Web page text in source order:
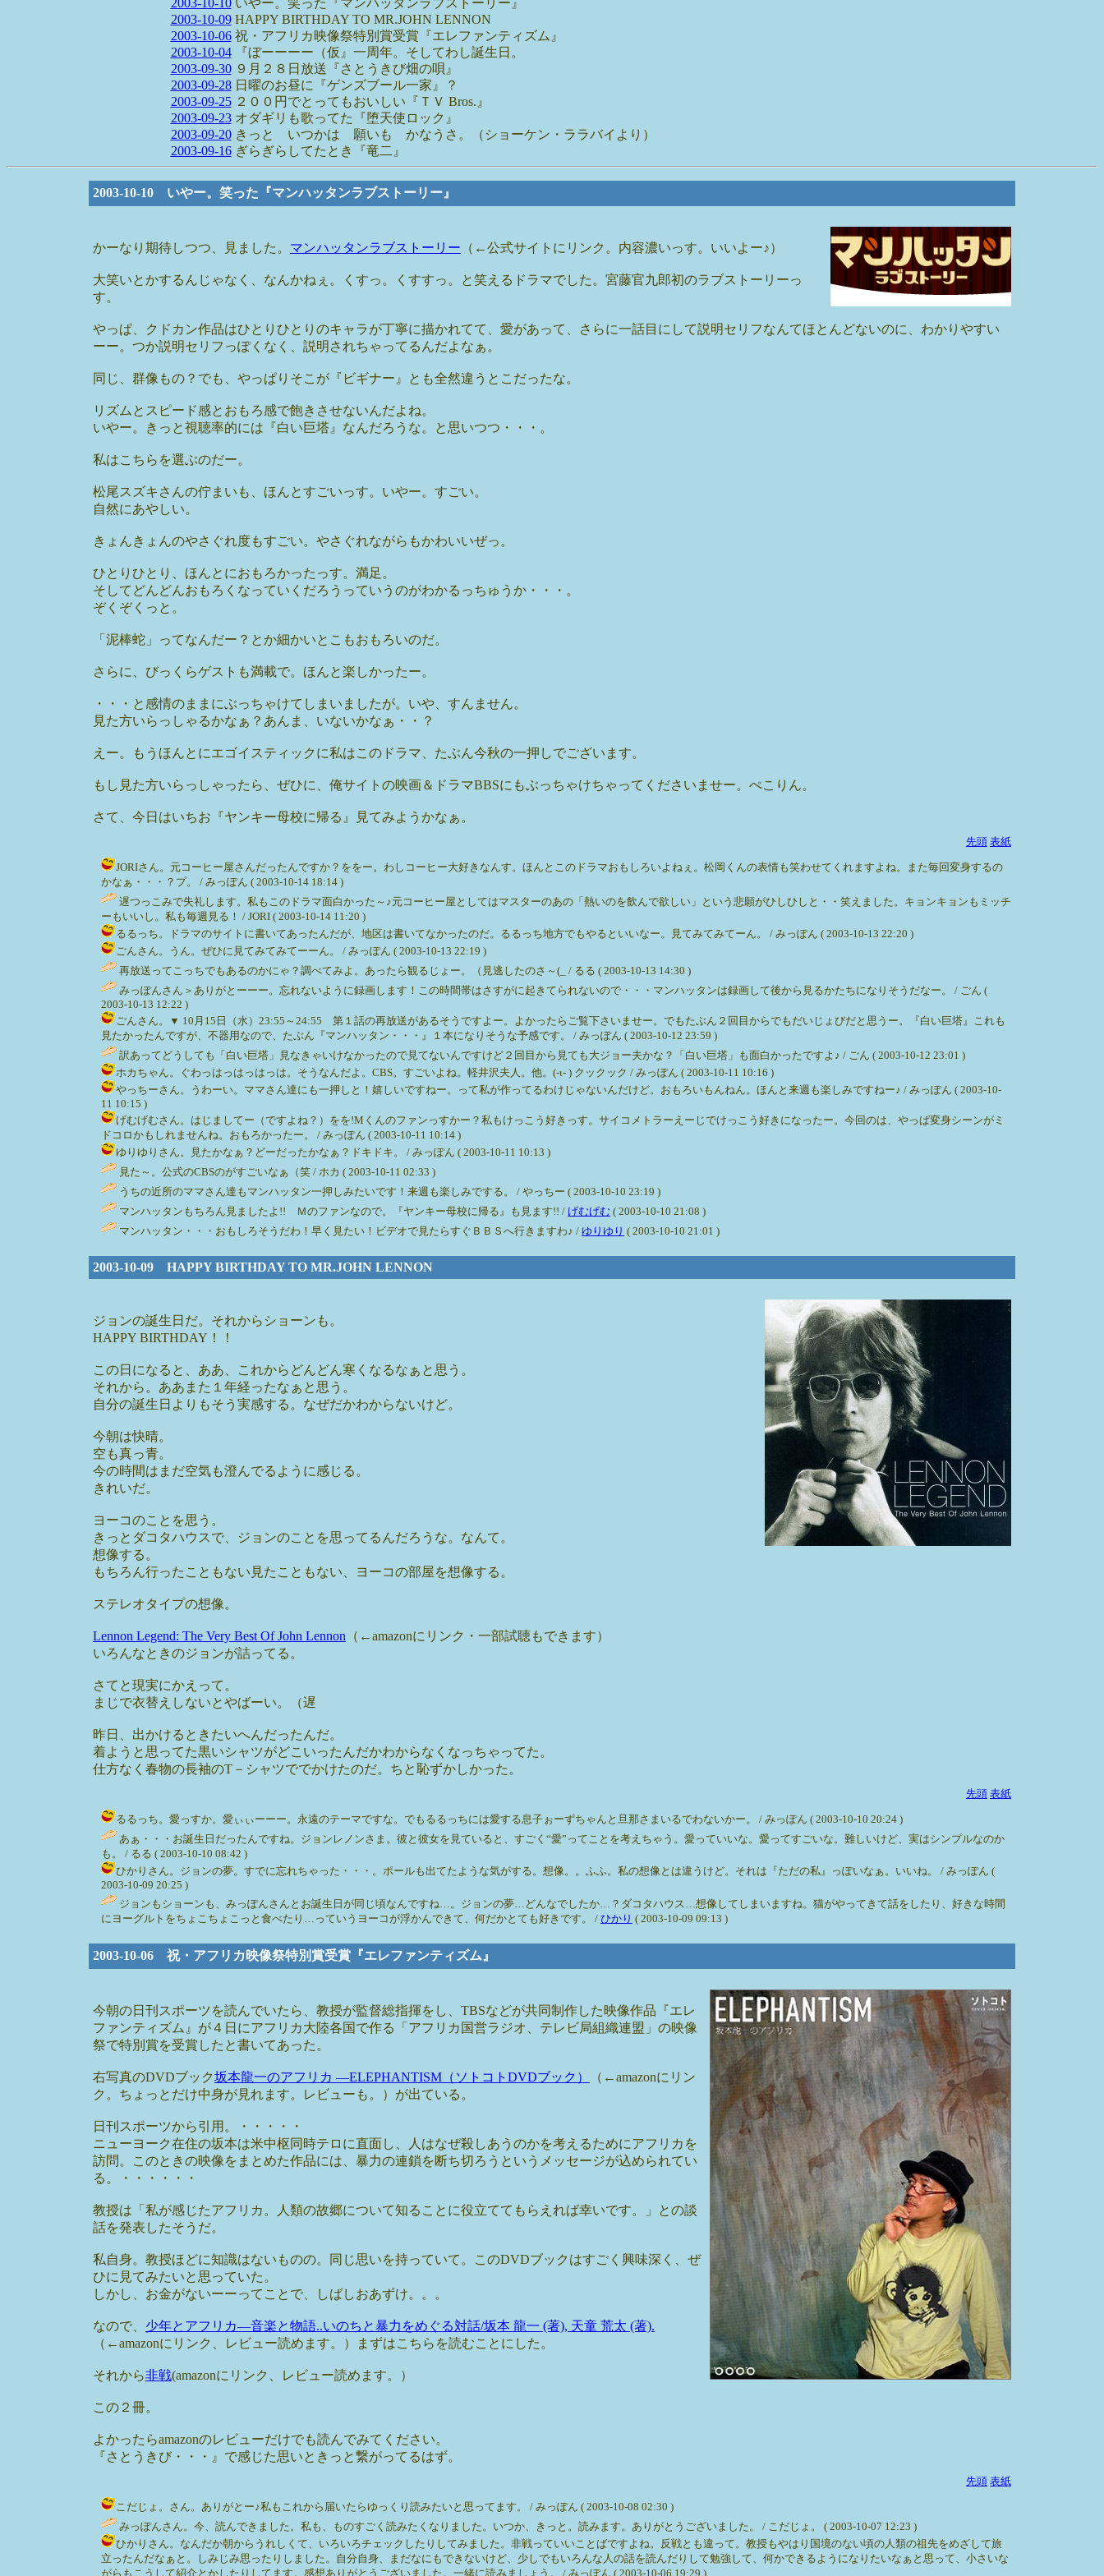
2003-10-10いやー。笑った『マンハッタンラブストーリー』
2003-10-09HAPPY BIRTHDAY TO MR.JOHN LENNON
2003-10-06祝・アフリカ映像祭特別賞受賞『エレファンティズム』
2003-10-04『ぼーーーー（仮』一周年。そしてわし誕生日。
2003-09-30９月２８日放送『さとうきび畑の唄』
2003-09-28日曜のお昼に『ゲンズブール一家』？
2003-09-25２００円でとってもおいしい『ＴＶ Bros.』
2003-09-23オダギリも歌ってた『堕天使ロック』
2003-09-20きっと いつかは 願いも かなうさ。（ショーケン・ララバイより）
2003-09-16ぎらぎらしてたとき『竜二』
2003-10-10 いやー。笑った『マンハッタンラブストーリー』
かーなり期待しつつ、見ました。 マンハッタンラブストーリー （←公式サイトにリンク。内容濃いっす。いいよー♪）
大笑いとかするんじゃなく、なんかねぇ。くすっ。くすすっ。と笑えるドラマでした。宮藤官九郎初のラブストーリーっ
す。
やっぱ、クドカン作品はひとりひとりのキャラが丁寧に描かれてて、愛があって、さらに一話目にして説明セリフなんてほとんどないのに、わかりやすい
ーー。つか説明セリフっぽくなく、説明されちゃってるんだよなぁ。
同じ、群像もの？でも、やっぱりそこが『ビギナー』とも全然違うとこだったな。
リズムとスピード感とおもろ感で飽きさせないんだよね。
いやー。きっと視聴率的には『白い巨塔』なんだろうな。と思いつつ・・・。
私はこちらを選ぶのだー。
松尾スズキさんの佇まいも、ほんとすごいっす。いやー。すごい。
自然にあやしい。
きょんきょんのやさぐれ度もすごい。やさぐれながらもかわいいぜっ。
ひとりひとり、ほんとにおもろかったっす。満足。
そしてどんどんおもろくなっていくだろうっていうのがわかるっちゅうか・・・。
ぞくぞくっと。
「泥棒蛇」ってなんだー？とか細かいとこもおもろいのだ。
さらに、びっくらゲストも満載で。ほんと楽しかったー。
・・・と感情のままにぶっちゃけてしまいましたが。いや、すんません。
見た方いらっしゃるかなぁ？あんま、いないかなぁ・・？
えー。もうほんとにエゴイスティックに私はこのドラマ、たぶん今秋の一押しでございます。
もし見た方いらっしゃったら、ぜひに、俺サイトの映画＆ドラマBBSにもぶっちゃけちゃってくださいませー。ぺこりん。
さて、今日はいちお『ヤンキー母校に帰る』見てみようかなぁ。
先頭 表紙
JORIさん。元コーヒー屋さんだったんですか？ををー。わしコーヒー大好きなんす。ほんとこのドラマおもしろいよねぇ。松岡くんの表情も笑わせてくれますよね。また毎回変身するの
かなぁ・・・？プ。 / みっぽん ( 2003-10-14 18:14 )
遅つっこみで失礼します。私もこのドラマ面白かった～♪元コーヒー屋としてはマスターのあの「熱いのを飲んで欲しい」という悲願がひしひしと・・笑えました。キョンキョンもミッチ
ーもいいし。私も毎週見る！ / JORI ( 2003-10-14 11:20 )
るるっち。ドラマのサイトに書いてあったんだが、地区は書いてなかったのだ。るるっち地方でもやるといいなー。見てみてみてーん。 / みっぽん ( 2003-10-13 22:20 )
ごんさん。うん。ぜひに見てみてみてーーん。 / みっぽん ( 2003-10-13 22:19 )
再放送ってこっちでもあるのかにゃ？調べてみよ。あったら観るじょー。（見逃したのさ～(_ / るる ( 2003-10-13 14:30 )
みっぽんさん＞ありがとーーー。忘れないように録画します！この時間帯はさすがに起きてられないので・・・マンハッタンは録画して後から見るかたちになりそうだなー。 / ごん (
2003-10-13 12:22 )
ごんさん。▼ 10月15日（水）23:55～24:55 第１話の再放送があるそうですよー。よかったらご覧下さいませー。でもたぶん２回目からでもだいじょびだと思うー。『白い巨塔』これも
見たかったんですが、不器用なので、たぶん『マンハッタン・・・』１本になりそうな予感です。 / みっぽん ( 2003-10-12 23:59 )
訳あってどうしても「白い巨塔」見なきゃいけなかったので見てないんですけど２回目から見ても大ジョー夫かな？「白い巨塔」も面白かったですよ♪ / ごん ( 2003-10-12 23:01 )
ホカちゃん。ぐわっはっはっはっは。そうなんだよ。CBS。すごいよね。軽井沢夫人。他。(-ι- ) クックック / みっぽん ( 2003-10-11 10:16 )
やっちーさん。うわーい。ママさん達にも一押しと！嬉しいですねー。って私が作ってるわけじゃないんだけど。おもろいもんねん。ほんと来週も楽しみですねー♪ / みっぽん ( 2003-10-
11 10:15 )
げむげむさん。はじましてー（ですよね？）をを!Mくんのファンっすかー？私もけっこう好きっす。サイコメトラーえーじでけっこう好きになったー。今回のは、やっぱ変身シーンがミ
ドコロかもしれませんね。おもろかったー。 / みっぽん ( 2003-10-11 10:14 )
ゆりゆりさん。見たかなぁ？どーだったかなぁ？ドキドキ。 / みっぽん ( 2003-10-11 10:13 )
見た～。公式のCBSのがすごいなぁ（笑 / ホカ ( 2003-10-11 02:33 )
うちの近所のママさん達もマンハッタン一押しみたいです！来週も楽しみでする。 / やっちー ( 2003-10-10 23:19 )
マンハッタンもちろん見ましたよ!! Ｍのファンなので。『ヤンキー母校に帰る』も見ます!! / げむげむ ( 2003-10-10 21:08 )
マンハッタン・・・おもしろそうだわ！早く見たい！ビデオで見たらすぐＢＢＳへ行きますわ♪ / ゆりゆり ( 2003-10-10 21:01 )
2003-10-09 HAPPY BIRTHDAY TO MR.JOHN LENNON
ジョンの誕生日だ。それからショーンも。
HAPPY BIRTHDAY！！
この日になると、ああ、これからどんどん寒くなるなぁと思う。
それから。ああまた１年経ったなぁと思う。
自分の誕生日よりもそう実感する。なぜだかわからないけど。
今朝は快晴。
空も真っ青。
今の時間はまだ空気も澄んでるように感じる。
きれいだ。
ヨーコのことを思う。
きっとダコタハウスで、ジョンのことを思ってるんだろうな。なんて。
想像する。
もちろん行ったこともない見たこともない、ヨーコの部屋を想像する。
ステレオタイプの想像。
Lennon Legend: The Very Best Of John Lennon （←amazonにリンク・一部試聴もできます）
いろんなときのジョンが詰ってる。
さてと現実にかえって。
まじで衣替えしないとやばーい。（遅
昨日、出かけるときたいへんだったんだ。
着ようと思ってた黒いシャツがどこいったんだかわからなくなっちゃってた。
仕方なく春物の長袖のT－シャツででかけたのだ。ちと恥ずかしかった。
先頭 表紙
るるっち。愛っすか。愛ぃぃーーー。永遠のテーマですな。でもるるっちには愛する息子ぉーずちゃんと旦那さまいるでわないかー。 / みっぽん ( 2003-10-10 20:24 )
あぁ・・・お誕生日だったんですね。ジョンレノンさま。彼と彼女を見ていると、すごく“愛”ってことを考えちゃう。愛っていいな。愛ってすごいな。難しいけど、実はシンプルなのか
も。 / るる ( 2003-10-10 08:42 )
ひかりさん。ジョンの夢。すでに忘れちゃった・・・。ポールも出てたような気がする。想像。。ふふ。私の想像とは違うけど。それは『ただの私』っぽいなぁ。いいね。 / みっぽん (
2003-10-09 20:25 )
ジョンもショーンも、みっぽんさんとお誕生日が同じ頃なんですね…。ジョンの夢…どんなでしたか…？ダコタハウス…想像してしまいますね。猫がやってきて話をしたり、好きな時間
にヨーグルトをちょこちょこっと食べたり…っていうヨーコが浮かんできて、何だかとても好きです。 / ひかり ( 2003-10-09 09:13 )
2003-10-06 祝・アフリカ映像祭特別賞受賞『エレファンティズム』
今朝の日刊スポーツを読んでいたら、教授が監督総指揮をし、TBSなどが共同制作した映像作品『エレ
ファンティズム』が４日にアフリカ大陸各国で作る「アフリカ国営ラジオ、テレビ局組織連盟」の映像
祭で特別賞を受賞したと書いてあった。
右写真のDVDブック坂本龍一のアフリカ ―ELEPHANTISM（ソトコトDVDブック）
（←amazonにリン
ク。ちょっとだけ中身が見れます。レビューも。）が出ている。
日刊スポーツから引用。・・・・・
ニューヨーク在住の坂本は米中枢同時テロに直面し、人はなぜ殺しあうのかを考えるためにアフリカを
訪問。このときの映像をまとめた作品には、暴力の連鎖を断ち切ろうというメッセージが込められてい
る。・・・・・・
教授は「私が感じたアフリカ。人類の故郷について知ることに役立ててもらえれば幸いです。」との談
話を発表したそうだ。
私自身。教授ほどに知識はないものの。同じ思いを持っていて。このDVDブックはすごく興味深く、ぜ
ひに見てみたいと思っていた。
しかし、お金がないーーってことで、しばしおあずけ。。。
なので、 少年とアフリカ―音楽と物語..いのちと暴力をめぐる対話/坂本 龍一 (著), 天童 荒太 (著).
（←amazonにリンク、レビュー読めます。）まずはこちらを読むことにした。
それから非戦(amazonにリンク、レビュー読めます。）
この２冊。
よかったらamazonのレビューだけでも読んでみてください。
『さとうきび・・・』で感じた思いときっと繋がってるはず。
先頭 表紙
こだじょ。さん。ありがとー♪私もこれから届いたらゆっくり読みたいと思ってます。 / みっぽん ( 2003-10-08 02:30 )
みっぽんさん。今、読んできました。私も、ものすごく読みたくなりました。いつか、きっと。読みます。ありがとうございました。 / こだじょ。 ( 2003-10-07 12:23 )
ひかりさん。なんだか朝からうれしくて、いろいろチェックしたりしてみました。非戦っていいことばですよね。反戦とも違って。教授もやはり国境のない頃の人類の祖先をめざして旅
立ったんだなぁと。しみじみ思ったりしました。自分自身、まだなにもできないけど、少しでもいろんな人の話を読んだりして勉強して、何かできるようになりたいなぁと思って、小さいな
がらもこうして紹介とかしたりしてます。感想ありがとうございました。一緒に読みましょう。 / みっぽん ( 2003-10-06 19:29 )